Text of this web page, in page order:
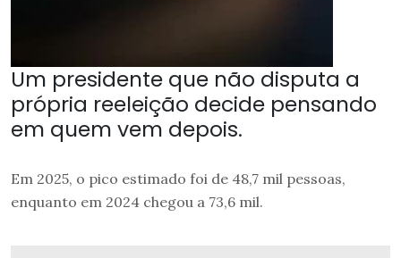
Um presidente que não disputa a
própria reeleição decide pensando
em quem vem depois.
Em 2025, o pico estimado foi de 48,7 mil pessoas,
enquanto em 2024 chegou a 73,6 mil.